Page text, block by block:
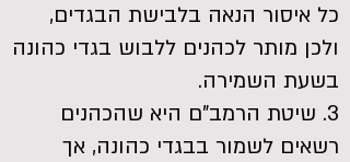
כל איסור הנאה בלבישת הבגדים,
ולכן מותר לכהנים ללבוש בגדי כהונה
בשעת השמירה.
3. שיטת הרמב"ם היא שהכהנים
רשאים לשמור בבגדי כהונה, אך